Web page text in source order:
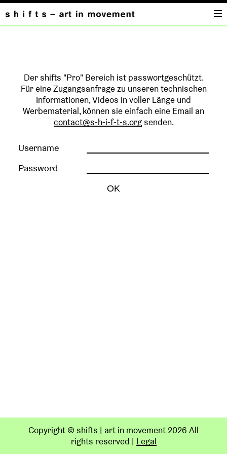
Der shifts "Pro" Bereich ist passwortgeschützt.
Für eine Zugangsanfrage zu unseren technischen
Informationen, Videos in voller Länge und
Werbematerial, können sie einfach eine Email an
contact@s-h-i-f-t-s.orgsenden.
Username
Password
Copyright © shifts | art in movement 2026 All
rights reserved | Legal